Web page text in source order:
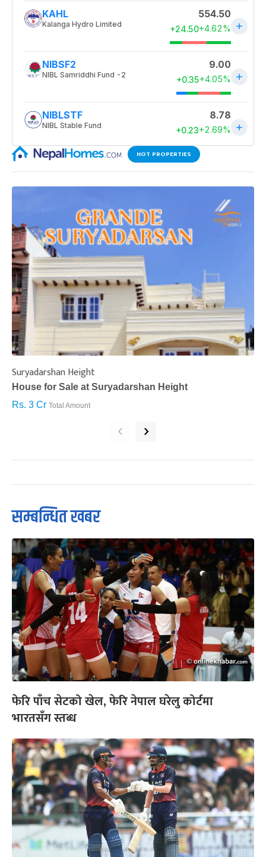
HOT PROPERTIES
Suryadarshan Height
House for Sale at Suryadarshan Height
Rs. 3 Cr Total Amount
‹ ›
सम्बन्धित खबर
फेरि पाँच सेटको खेल, फेरि नेपाल घरेलु कोर्टमा
भारतसँग स्तब्ध